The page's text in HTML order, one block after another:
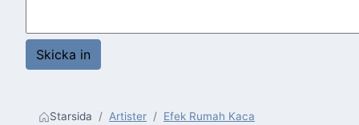
Starsida Artister Efek Rumah Kaca